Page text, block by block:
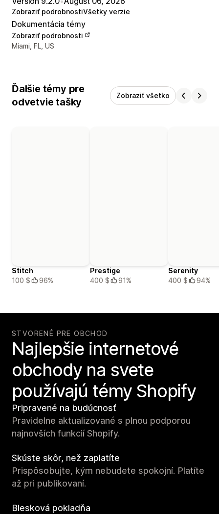
Zobraziť podrobnostiVšetky verzie
Dokumentácia témy
Zobraziť podrobnosti
Kontaktné údaje vývojára
Miami, FL, US
Ďalšie témy pre
odvetvie tašky
Zobraziť všetko
Stitch
100 $
96%
Prestige
400 $
91%
Serenity
400 $
94%
STVORENÉ PRE OBCHOD
Najlepšie internetové
obchody na svete
používajú témy Shopify
Pripravené na budúcnosť
Pravidelne aktualizované s plnou podporou
najnovších funkcií Shopify.
Skúste skôr, než zaplatíte
Prispôsobujte, kým nebudete spokojní. Platíte
až pri publikovaní.
Blesková pokladňa